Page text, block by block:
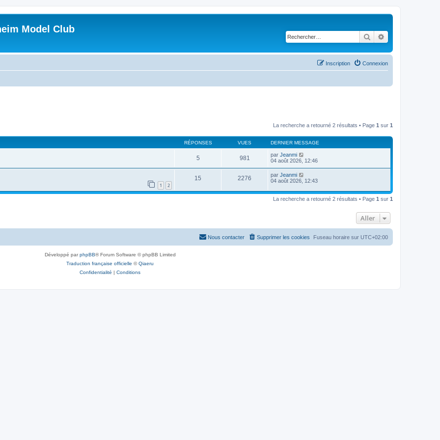
Model Club
Rechercher
Connexion
Inscription
La recherche a retourné 2 résultats • Page 1 sur 1
RÉPONSES VUES DERNIER MESSAGE
5 981 par Jeanmi
04 août 2026, 12:46
1 2
15 2276 par Jeanmi
04 août 2026, 12:43
La recherche a retourné 2 résultats • Page 1 sur 1
Aller
Fuseau horaire sur UTC+02:00
Supprimer les cookies
Nous contacter
Développé parphpBB® Forum Software © phpBB Limited
Traduction française officielle ©Qiaeru
Confidentialité | Conditions